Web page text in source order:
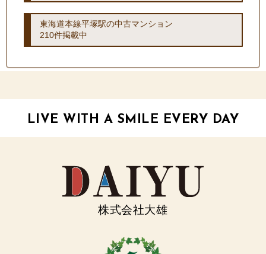
東海道本線平塚駅の中古マンション
210件掲載中
LIVE WITH A SMILE EVERY DAY
株式会社大雄